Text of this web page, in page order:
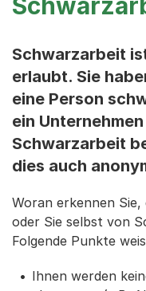
Schwarzarbeit
erlaubt. Sie
eine Person
ein
Schwarzarbeit
dies auch
Woran erkennen
oder Sie selbst von
Folgende Punkte
Ihnen werden